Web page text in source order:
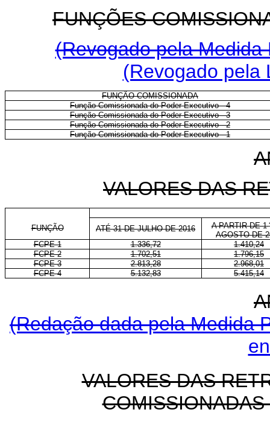
FUNÇÕES
(Revogado pela Medida
(Revogado pela
FUNÇÃO COMISSIONADA
Função Comissionada do Poder Executivo - 4
Função Comissionada do Poder Executivo - 3
Função Comissionada do Poder Executivo - 2
Função Comissionada do Poder Executivo - 1
VALORES DAS
FUNÇÃO ATÉ 31 DE JULHO DE 2016 A PARTIR DE 1
AGOSTO DE
FCPE-1
1.336,72
1.410,24
FCPE-2
1.702,51
1.796,15
FCPE-3
2.813,28
2.968,01
FCPE-4
5.132,83 5.415,14
(Redação dada pela Medida
VALORES DAS